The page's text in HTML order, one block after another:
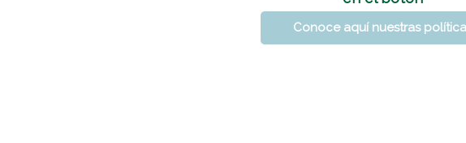
Conoce aquí nuestras políticas